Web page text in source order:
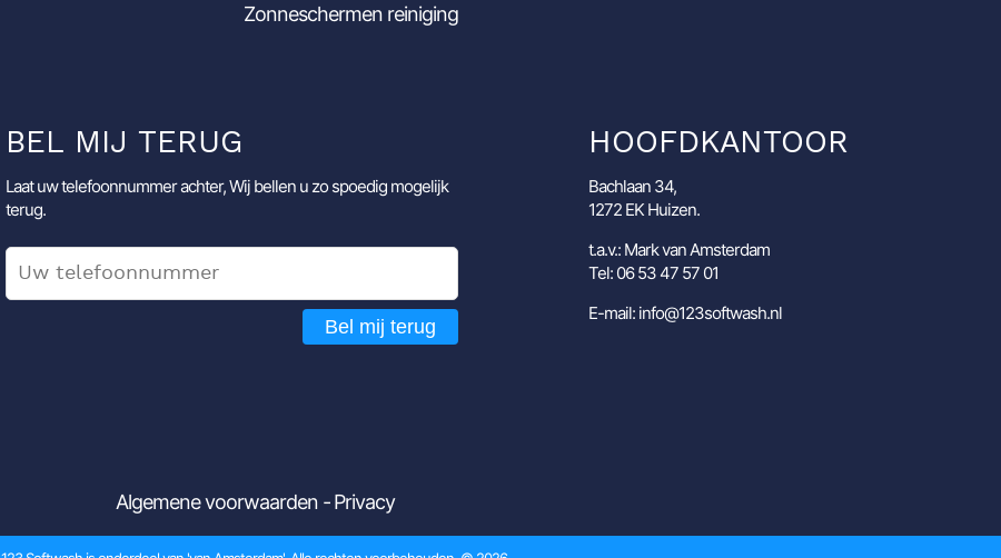
Zonneschermen reiniging
BEL MIJ TERUG
Laat uw telefoonnummer achter, Wij bellen u zo spoedig mogelijk
terug.
Bel mij terug
HOOFDKANTOOR
Bachlaan 34,
1272 EK Huizen.
t.a.v.: Mark van Amsterdam
Tel: 06 53 47 57 01
E-mail: info@123softwash.nl
Algemene voorwaarden Privacy